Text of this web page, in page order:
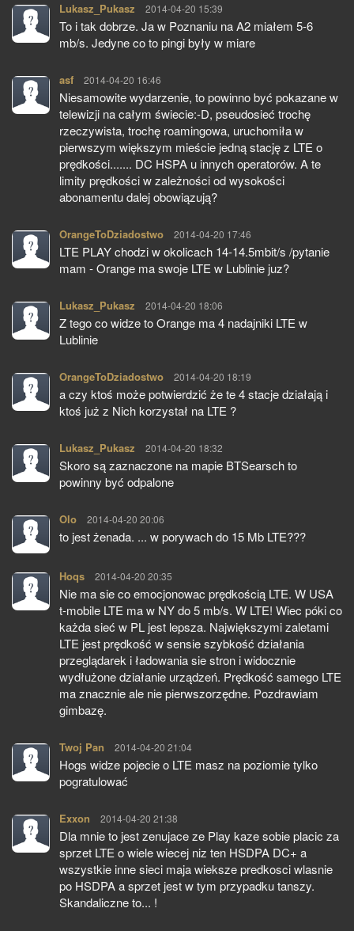
Lukasz_Pukasz pisze:
2014-04-20 15:39
To i tak dobrze. Ja w Poznaniu na A2 miałem 5-6
mb/s. Jedyne co to pingi były w miare
asf pisze:
2014-04-20 16:46
Niesamowite wydarzenie, to powinno być pokazane w
telewizji na całym świecie:-D, pseudosieć trochę
rzeczywista, trochę roamingowa, uruchomiła w
pierwszym większym mieście jedną stację z LTE o
prędkości....... DC HSPA u innych operatorów. A te
limity prędkości w zależności od wysokości
abonamentu dalej obowiązują?
OrangeToDziadostwo pisze:
2014-04-20 17:46
LTE PLAY chodzi w okolicach 14-14.5mbit/s /pytanie
mam - Orange ma swoje LTE w Lublinie juz?
Lukasz_Pukasz pisze:
2014-04-20 18:06
Z tego co widze to Orange ma 4 nadajniki LTE w
Lublinie
OrangeToDziadostwo pisze:
2014-04-20 18:19
a czy ktoś może potwierdzić że te 4 stacje działają i
ktoś już z Nich korzystał na LTE ?
Lukasz_Pukasz pisze:
2014-04-20 18:32
Skoro są zaznaczone na mapie BTSearsch to
powinny być odpalone
Olo pisze:
2014-04-20 20:06
to jest żenada. ... w porywach do 15 Mb LTE???
Hoqs pisze:
2014-04-20 20:35
Nie ma sie co emocjonowac prędkością LTE. W USA
t-mobile LTE ma w NY do 5 mb/s. W LTE! Wiec póki co
każda sieć w PL jest lepsza. Największymi zaletami
LTE jest prędkość w sensie szybkość działania
przeglądarek i ładowania sie stron i widocznie
wydłużone działanie urządzeń. Prędkość samego LTE
ma znacznie ale nie pierwszorzędne. Pozdrawiam
gimbazę.
Twoj Pan pisze:
2014-04-20 21:04
Hogs widze pojecie o LTE masz na poziomie tylko
pogratulować
Exxon pisze:
2014-04-20 21:38
Dla mnie to jest zenujace ze Play kaze sobie placic za
sprzet LTE o wiele wiecej niz ten HSDPA DC+ a
wszystkie inne sieci maja wieksze predkosci wlasnie
po HSDPA a sprzet jest w tym przypadku tanszy.
Skandaliczne to... !